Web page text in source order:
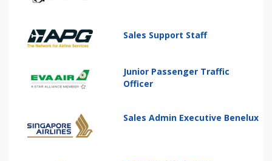
Sales Support Staff
Junior Passenger Traffic
Officer
Sales Admin Executive Benelux